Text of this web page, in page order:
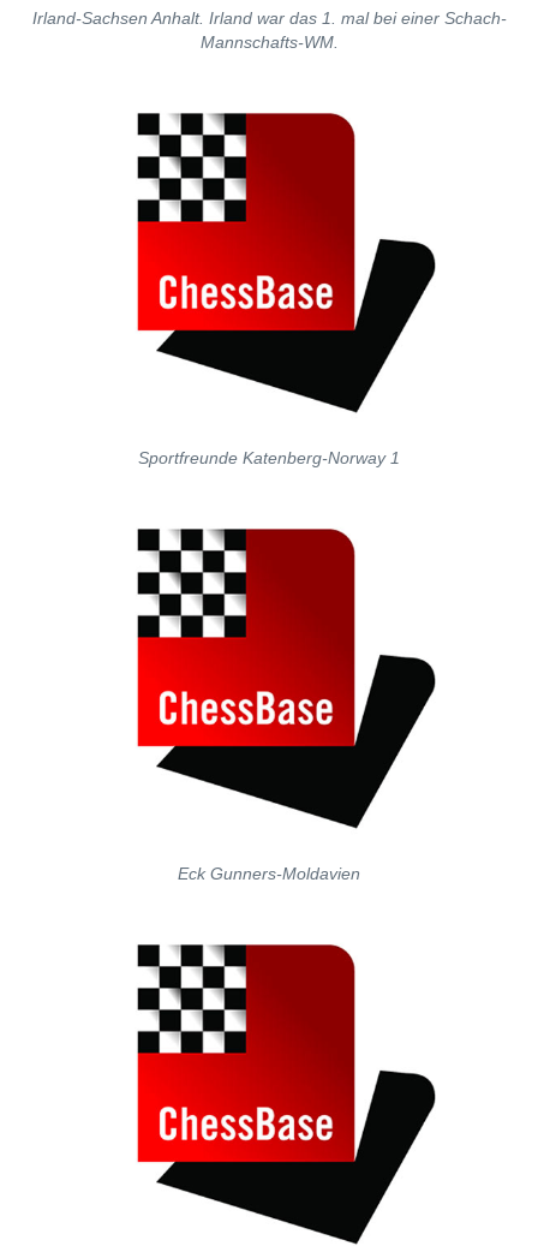
Irland-Sachsen Anhalt. Irland war das 1. mal bei einer Schach-
Mannschafts-WM.
Sportfreunde Katenberg-Norway 1
Eck Gunners-Moldavien